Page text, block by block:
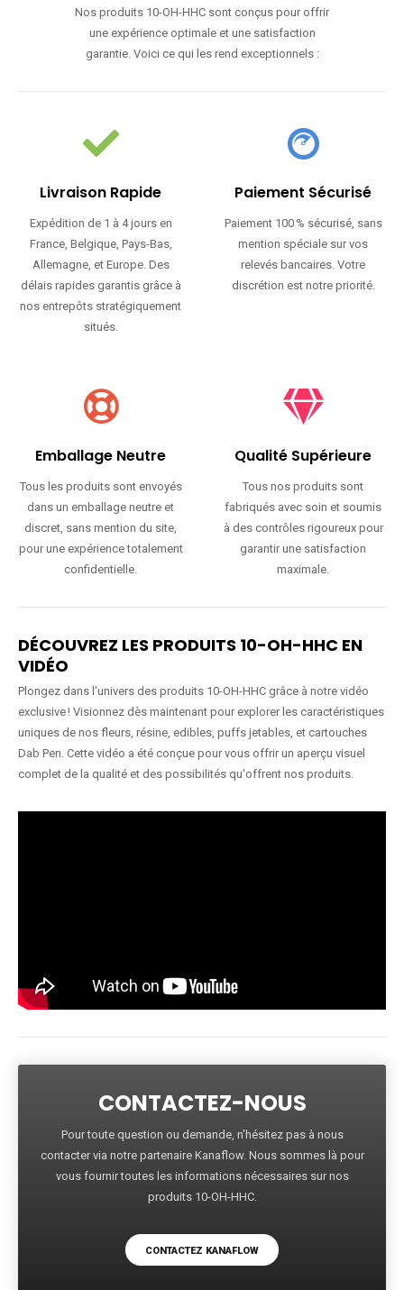
Nos produits 10-OH-HHC sont conçus pour offrir
une expérience optimale et une satisfaction
garantie. Voici ce qui les rend exceptionnels :
Livraison Rapide
Expédition de 1 à 4 jours en
France, Belgique, Pays-Bas,
Allemagne, et Europe. Des
délais rapides garantis grâce à
nos entrepôts stratégiquement
situés.
Paiement Sécurisé
Paiement 100 % sécurisé, sans
mention spéciale sur vos
relevés bancaires. Votre
discrétion est notre priorité.
Emballage Neutre
Tous les produits sont envoyés
dans un emballage neutre et
discret, sans mention du site,
pour une expérience totalement
confidentielle.
Qualité Supérieure
Tous nos produits sont
fabriqués avec soin et soumis
à des contrôles rigoureux pour
garantir une satisfaction
maximale.
DÉCOUVREZ LES PRODUITS 10-OH-HHC EN
VIDÉO
Plongez dans l'univers des produits 10-OH-HHC grâce à notre vidéo
exclusive ! Visionnez dès maintenant pour explorer les caractéristiques
uniques de nos fleurs, résine, edibles, puffs jetables, et cartouches
Dab Pen. Cette vidéo a été conçue pour vous offrir un aperçu visuel
complet de la qualité et des possibilités qu'offrent nos produits.
CONTACTEZ-NOUS
Pour toute question ou demande, n'hésitez pas à nous
contacter via notre partenaire Kanaflow. Nous sommes là pour
vous fournir toutes les informations nécessaires sur nos
produits 10-OH-HHC.
CONTACTEZ KANAFLOW